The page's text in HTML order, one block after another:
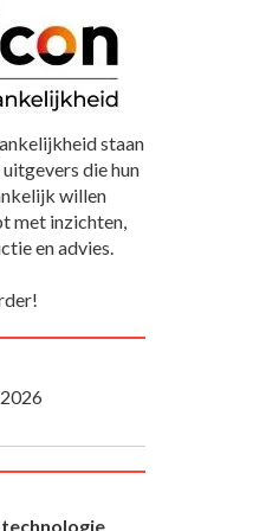
staan
die hun
willen
met inzichten,
en advies.